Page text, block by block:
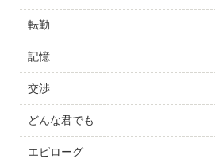
転勤
記憶
交渉
どんな君でも
エピローグ